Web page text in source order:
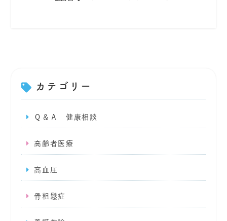
カテゴリー
Ｑ＆Ａ 健康相談
高齢者医療
高血圧
骨粗鬆症